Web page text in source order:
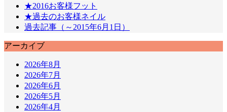
★2016お客様フット
★過去のお客様ネイル
過去記事（～2015年6月1日）
アーカイブ
2026年8月
2026年7月
2026年6月
2026年5月
2026年4月